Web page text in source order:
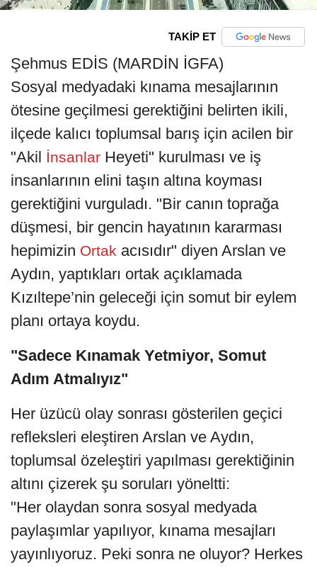
TAKİP ET
Şehmus EDİS (MARDİN İGFA)
Sosyal medyadaki kınama mesajlarının
ötesine geçilmesi gerektiğini belirten ikili,
ilçede kalıcı toplumsal barış için acilen bir
"Akil İnsanlar Heyeti" kurulması ve iş
insanlarının elini taşın altına koyması
gerektiğini vurguladı. "Bir canın toprağa
düşmesi, bir gencin hayatının kararması
hepimizin Ortak acısıdır" diyen Arslan ve
Aydın, yaptıkları ortak açıklamada
Kızıltepe’nin geleceği için somut bir eylem
planı ortaya koydu.
"Sadece Kınamak Yetmiyor, Somut
Adım Atmalıyız"
Her üzücü olay sonrası gösterilen geçici
refleksleri eleştiren Arslan ve Aydın,
toplumsal özeleştiri yapılması gerektiğinin
altını çizerek şu soruları yöneltti:
"Her olaydan sonra sosyal medyada
paylaşımlar yapılıyor, kınama mesajları
yayınlıyoruz. Peki sonra ne oluyor? Herkes